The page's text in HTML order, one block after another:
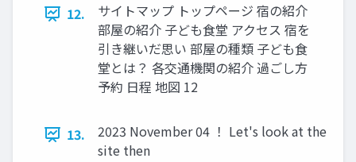
12.
サイトマップ トップページ 宿の紹介
部屋の紹介 子ども食堂 アクセス 宿を
引き継いだ思い 部屋の種類 子ども食
堂とは？ 各交通機関の紹介 過ごし方
予約 日程 地図 12
13.
2023 November 04 ！ Let's look at the
site then